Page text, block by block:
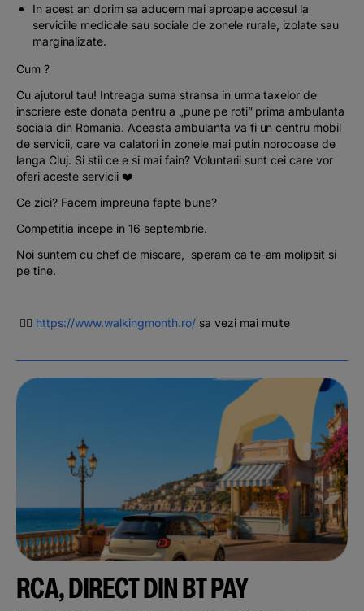
In acest an dorim sa aducem mai aproape accesul la
serviciile medicale sau sociale de zonele rurale, izolate sau
marginalizate.
Cum ?
Cu ajutorul tau! Intreaga suma stransa in urma taxelor de
inscriere este donata pentru a „pune pe roti” prima ambulanta
sociala din Romania. Aceasta ambulanta va fi un centru mobil
de servicii, care va calatori in zonele mai putin norocoase de
langa Cluj. Si stii ce e si mai fain? Voluntarii sunt cei care vor
oferi aceste servicii ❤️
Ce zici? Facem impreuna fapte bune?
Competitia incepe in 16 septembrie.
Noi suntem cu chef de miscare, speram ca te-am molipsit si
pe tine.
👉🏻 https://www.walkingmonth.ro/sa vezi mai multe
RCA, DIRECT DIN BT PAY